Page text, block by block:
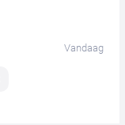
Vandaag